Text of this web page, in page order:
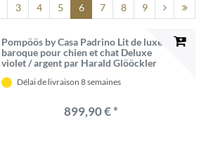
3 4 5 6 7 8 9
Pompöös by Casa Padrino Lit de luxe
baroque pour chien et chat Deluxe
violet / argent par Harald Glööckler
Délai de livraison 8 semaines
899,90 € *